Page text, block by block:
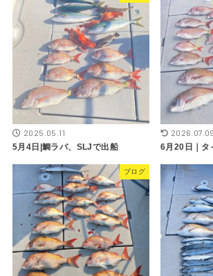
2025.05.11
5月4日|鯛ラバ、SLJで出船
2026.07.09
6月20日｜タ
ブログ